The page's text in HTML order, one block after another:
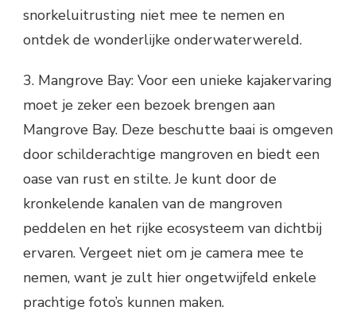
snorkeluitrusting niet mee te nemen en
ontdek de wonderlijke onderwaterwereld.
3. Mangrove Bay: Voor een unieke kajakervaring
moet je zeker een bezoek brengen aan
Mangrove Bay. Deze beschutte baai is omgeven
door schilderachtige mangroven en biedt een
oase van rust en stilte. Je kunt door de
kronkelende kanalen van de mangroven
peddelen en het rijke ecosysteem van dichtbij
ervaren. Vergeet niet om je camera mee te
nemen, want je zult hier ongetwijfeld enkele
prachtige foto’s kunnen maken.